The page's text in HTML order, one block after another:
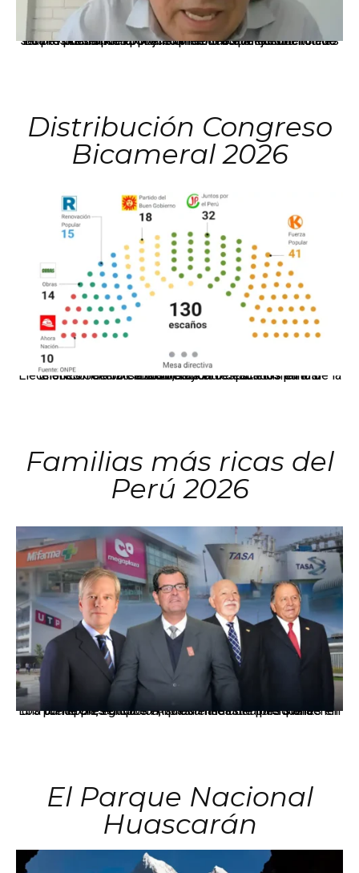
La presidenta Keiko Fujimori informó que la solicitud de indulto presentada por el expresidente Alejandro Toledo será evaluada por la Comisión de Gracias Presidenciales conforme al procedimiento establecido.
Distribución Congreso
Bicameral 2026
El JNE oficializó la distribución de escaños para la elección de 60 senadores y 130 diputados en las Elecciones Generales 2026, tras el restablecimiento de la Bicameralidad.
Familias más ricas del
Perú 2026
Los principales grupos empresariales del país mantienen una fuerte presencia en Áncash mediante inversiones en comercio, educación, salud e industria pesquera.
El Parque Nacional
Huascarán